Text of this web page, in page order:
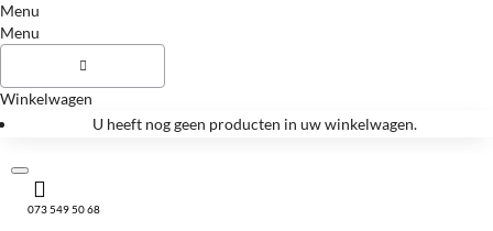
Menu
Menu
Winkelwagen
U heeft nog geen producten in uw winkelwagen.
073 549 50 68